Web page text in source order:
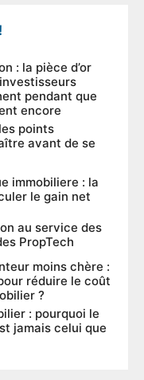
: la pièce d’or
pendant que
encore
points
avant de se
immobiliere : la
le gain net
au service des
PropTech
moins chère :
réduire le coût
?
: pourquoi le
jamais celui que